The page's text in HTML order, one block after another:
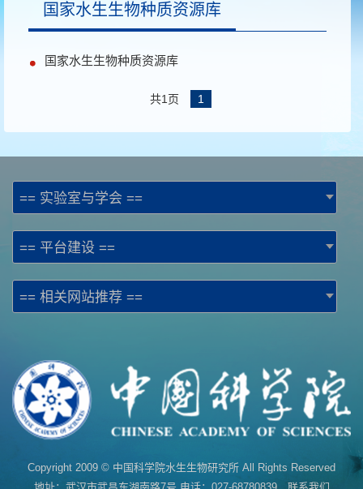
国家水生生物种质资源库
国家水生生物种质资源库
共1页 1
== 实验室与学会 ==
== 平台建设 ==
== 相关网站推荐 ==
Copyright 2009 © 中国科学院水生生物研究所 All Rights Reserved